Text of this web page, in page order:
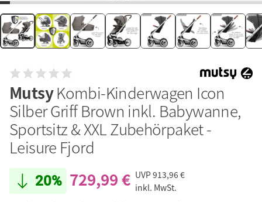
MutsyKombi-Kinderwagen Icon
Silber Griff Brown inkl. Babywanne,
Sportsitz & XXL Zubehörpaket -
Leisure Fjord
20% 729,99 € UVP913,96 €
inkl. MwSt.